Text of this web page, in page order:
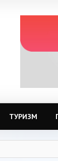
ТУРИЗМ